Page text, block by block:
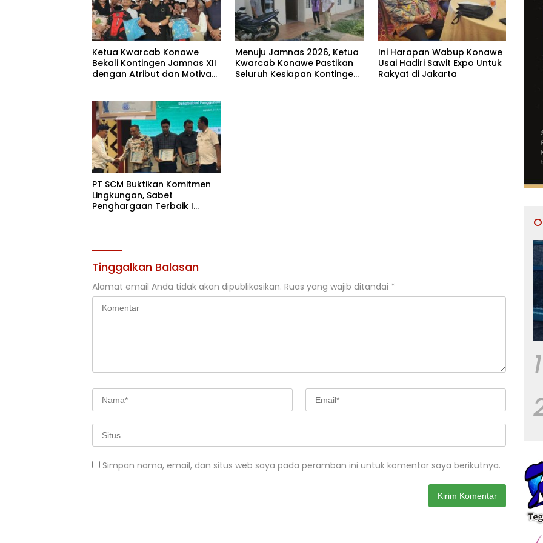
Ketua Kwarcab Konawe
Bekali Kontingen Jamnas XII
dengan Atribut dan Motivasi,
Menuju Jamnas 2026, Ketua
Kwarcab Konawe Pastikan
Seluruh Kesiapan Kontingen
Ini Harapan Wabup Konawe
Usai Hadiri Sawit Expo Untuk
Rakyat di Jakarta
PT SCM Buktikan Komitmen
Lingkungan, Sabet
Penghargaan Terbaik I
Tinggalkan Balasan
Alamat email Anda tidak akan dipublikasikan. Ruas yang wajib ditandai *
Simpan nama, email, dan situs web saya pada peramban ini untuk komentar saya berikutnya.
1